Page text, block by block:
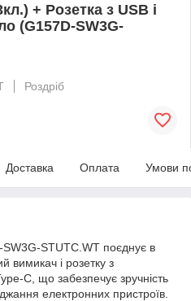
+ Розетка з USB і
(G157D-SW3G-
Роздріб
Доставка Оплата Умови
STUTC.WT поєднує в
вимикач і розетку з
C, що забезпечує зручність
електронних пристроїв.